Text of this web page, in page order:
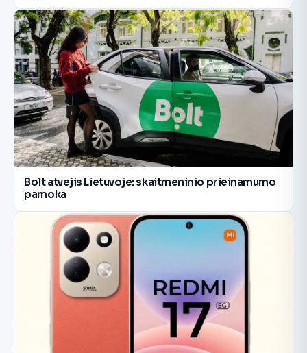
Bolt atvejis Lietuvoje: skaitmeninio prieinamumo
pamoka